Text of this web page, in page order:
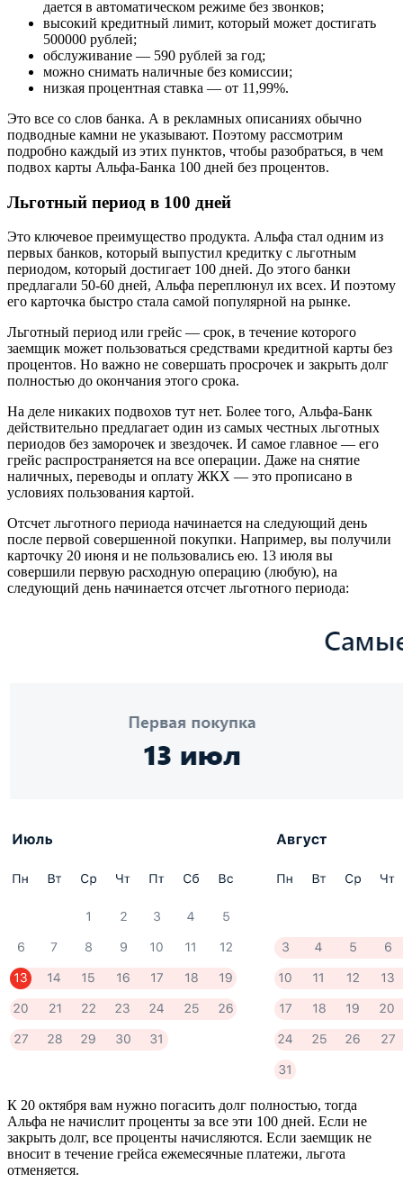
дается в автоматическом режиме без звонков;
высокий кредитный лимит, который может достигать
500000 рублей;
обслуживание — 590 рублей за год;
можно снимать наличные без комиссии;
низкая процентная ставка — от 11,99%.
Это все со слов банка. А в рекламных описаниях обычно
подводные камни не указывают. Поэтому рассмотрим
подробно каждый из этих пунктов, чтобы разобраться, в чем
подвох карты Альфа-Банка 100 дней без процентов.
Льготный период в 100 дней
Это ключевое преимущество продукта. Альфа стал одним из
первых банков, который выпустил кредитку с льготным
периодом, который достигает 100 дней. До этого банки
предлагали 50-60 дней, Альфа переплюнул их всех. И поэтому
его карточка быстро стала самой популярной на рынке.
Льготный период или грейс — срок, в течение которого
заемщик может пользоваться средствами кредитной карты без
процентов. Но важно не совершать просрочек и закрыть долг
полностью до окончания этого срока.
На деле никаких подвохов тут нет. Более того, Альфа-Банк
действительно предлагает один из самых честных льготных
периодов без заморочек и звездочек. И самое главное — его
грейс распространяется на все операции. Даже на снятие
наличных, переводы и оплату ЖКХ — это прописано в
условиях пользования картой.
Отсчет льготного периода начинается на следующий день
после первой совершенной покупки. Например, вы получили
карточку 20 июня и не пользовались ею. 13 июля вы
совершили первую расходную операцию (любую), на
следующий день начинается отсчет льготного периода:
К 20 октября вам нужно погасить долг полностью, тогда
Альфа не начислит проценты за все эти 100 дней. Если не
закрыть долг, все проценты начисляются. Если заемщик не
вносит в течение грейса ежемесячные платежи, льгота
отменяется.